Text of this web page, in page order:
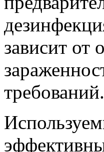
зависит от
требований.